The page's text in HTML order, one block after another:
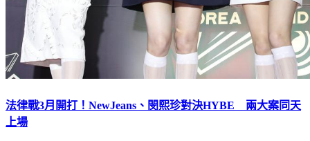
法律戰3月開打！NewJeans、閔熙珍對決HYBE 兩大案同天
上場